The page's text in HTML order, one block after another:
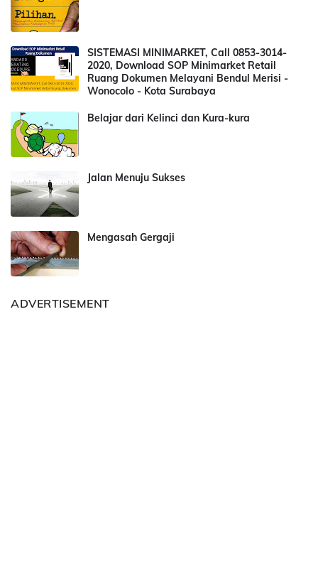
SISTEMASI MINIMARKET, Call 0853-3014-
2020, Download SOP Minimarket Retail
Ruang Dokumen Melayani Bendul Merisi -
Wonocolo - Kota Surabaya
Belajar dari Kelinci dan Kura-kura
Jalan Menuju Sukses
Mengasah Gergaji
ADVERTISEMENT